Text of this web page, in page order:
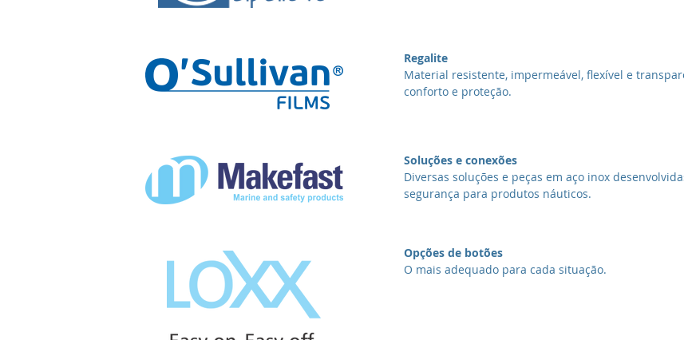
Regalite
Material resistente, impermeável, flexível e
conforto e proteção.
Soluções e conexões
Diversas soluções e peças em aço inox
segurança para produtos náuticos.
Opções de botões
O mais adequado para cada situação.